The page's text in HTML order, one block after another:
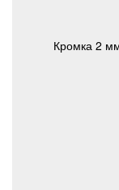
Кромка 2